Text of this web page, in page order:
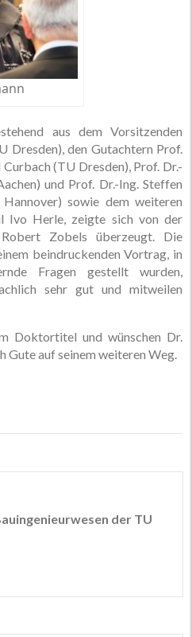
aus dem Vorsitzenden
Dresden), den Gutachtern Prof.
(TU Dresden), Prof. Dr.-
und Prof. Dr.-Ing. Steffen
sowie dem weiteren
Ivo Herle, zeigte sich von der
Zobels überzeugt. Die
beindruckenden Vortrag, in
Fragen gestellt wurden,
sehr gut und mitweilen
Doktortitel und wünschen Dr.
Gute auf seinem weiteren Weg.
der TU